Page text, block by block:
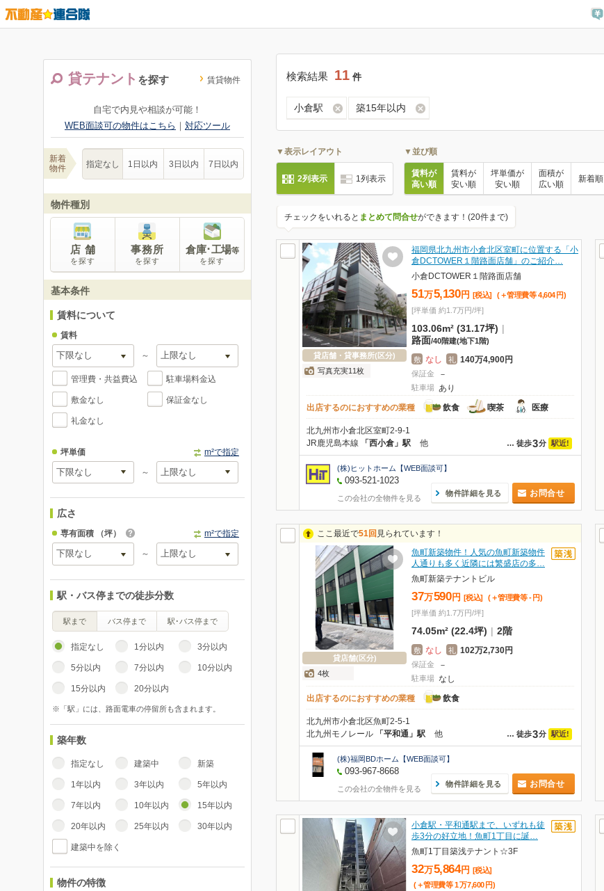
貸テナント を探す 賃貸物件
自宅で内見や相談が可能！
WEB面談可の物件はこちら ｜ 対応ツール
新着
物件
指定なし 1日以内 3日以内 7日以内
物件種別
店 舗
を探す
事務所
を探す
倉庫･工場等
を探す
基本条件
賃料について
賃料
～
管理費・共益費込 駐車場料金込
敷金なし 保証金なし
礼金なし
坪単価 m²で指定
～
広さ
専有面積 （坪） m²で指定
～
駅・バス停までの徒歩分数
駅まで バス停まで 駅･バス停まで
指定なし 1分以内 3分以内
5分以内 7分以内 10分以内
15分以内 20分以内
※「駅」には、路面電車の停留所も含まれます。
築年数
指定なし 建築中 新築
1年以内 3年以内 5年以内
7年以内 10年以内 15年以内
20年以内 25年以内 30年以内
建築中を除く
物件の特徴
検索結果 11 件
小倉駅 築15年以内
▼表示レイアウト
2列表示 1列表示
▼並び順
賃料が
高い順
賃料が
安い順
坪単価が
安い順
面積が
広い順
新着順
チェックをいれると まとめて問合せができます！(20件まで)
貸店舗・貸事務所(区分)
写真充実11枚
福岡県北九州市小倉北区室町に位置する「小
倉DCTOWER１階路面店舗」のご紹介…
小倉DCTOWER１階路面店舗
51万5,130 円 [税込] (＋管理費等 4,604 円)
[坪単価 約1.7万円/坪]
103.06m² (31.17坪) |
路面/40階建(地下1階)
敷 なし 礼 140万4,900円
保証金 －
駐車場 あり
出店するのにおすすめの業種
飲食 喫茶 医療
北九州市小倉北区室町2-9-1
… 徒歩3分 駅近!
JR鹿児島本線 「西小倉」駅 他
(株)ヒットホーム【WEB面談可】
093-521-1023
この会社の全物件を見る
物件詳細を見る お問合せ
ここ最近で51回 見られています！
貸店舗(区分)
4枚
魚町新築物件！人気の魚町新築物件
人通りも多く近隣には繁盛店の多…
魚町新築テナントビル
37万590 円 [税込] (＋管理費等 - 円)
[坪単価 約1.7万円/坪]
74.05m² (22.4坪) | 2階
敷 なし 礼 102万2,730円
保証金 －
駐車場 なし
出店するのにおすすめの業種
飲食
北九州市小倉北区魚町2-5-1
… 徒歩3分 駅近!
北九州モノレール 「平和通」駅 他
(株)福岡BDホーム【WEB面談可】
093-967-8668
この会社の全物件を見る
物件詳細を見る お問合せ
小倉駅・平和通駅まで、いずれも徒
歩3分の好立地！魚町1丁目に誕…
魚町1丁目築浅テナント☆3F
32万5,864円
[税込]
(＋管理費等 1万7,600 円)